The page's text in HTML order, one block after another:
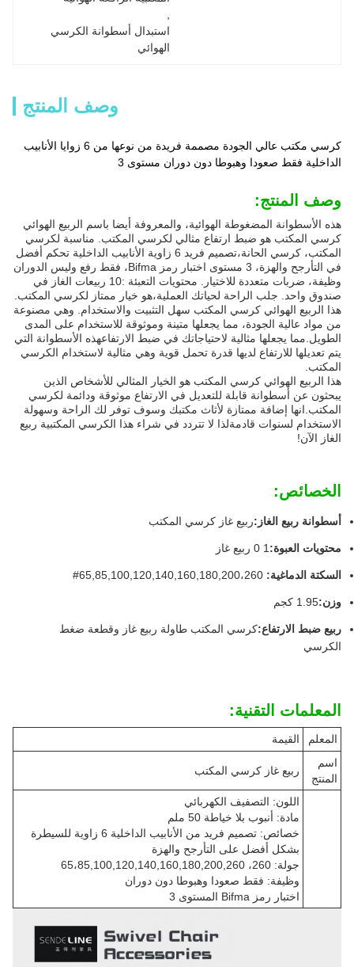
الهوائي
وصف المنتج
كرسي مكتب عالي الجودة مصممة فريدة من نوعها من 6 زوايا الأنابيب
الداخلية فقط صعودا وهبوطا دون دوران مستوى 3
وصف المنتج:
هذه الأسطوانة المضغوطة الهوائية، والمعروفة أيضا باسم الربيع الهوائي
كرسي المكتب هو ضبط ارتفاع مثالي لكرسي المكتب. مناسبة لكرسي
المكتب، كرسي الحانة،تصميم فريد 6 زاوية الأنابيب الداخلية تحكم أفضل
في التأرجح والهزة، 3 مستوى اختبار رمز Bifma، فقط رفع وليس الدوران
وظيفة، ضربات متعددة للاختيار. محتويات التعبئة :10 ربيعات الغاز في
صندوق واحد. جلب الراحة لحياتك العملية،هو خيار ممتاز لكرسي المكتب.
هذا الربيع الهوائي كرسي المكتب سهل التثبيت والاستخدام. وهي مصنوعة
من مواد عالية الجودة، مما يجعلها متينة وموثوقة للاستخدام على المدى
الطويل.مما يجعلها مثالية لاحتياجاتك في ضبط الارتفاعهذه الأسطوانة التي
يتم تعديلها للارتفاع لديها قدرة تحمل قوية وهي مثالية لاستخدام الكرسي
المكتب.
هذا الربيع الهوائي كرسي المكتب هو الخيار المثالي للأشخاص الذين
يبحثون عن أسطوانة قابلة للتعديل في الارتفاع موثوقة ودائمة لكرسي
المكتب.انها إضافة ممتازة لأثاث مكتبك وسوف توفر لك الراحة وسهولة
الاستخدام لسنوات قادمةلذا لا تتردد في شراء هذا الكرسي المكتبية ربيع
الغاز الآن!
الخصائص:
أسطوانة ربيع الغاز:ربيع غاز كرسي المكتب
محتويات العبوة: 1 0 ربيع غاز
السكتة الدماغية: 65,85,100,120,140,160,180,200،260#
وزن:1.95 كجم
ربيع ضبط الارتفاع:كرسي المكتب طاولة ربيع غاز وقطعة ضغط
الكرسي
المعلمات التقنية:
المعلم
القيمة
اسم
المنتج
ربيع غاز كرسي المكتب
اللون: التصفيف الكهربائي
مادة: أنبوب بلا خياطة 50 ملم
خصائص: تصميم فريد من الأنابيب الداخلية 6 زاوية للسيطرة
بشكل أفضل على التأرجح والهزة
جولة: 260، 65،85,100,120,140,160,180,200,260
وظيفة: فقط صعودا وهبوطا دون دوران
اختبار رمز Bifma المستوى 3